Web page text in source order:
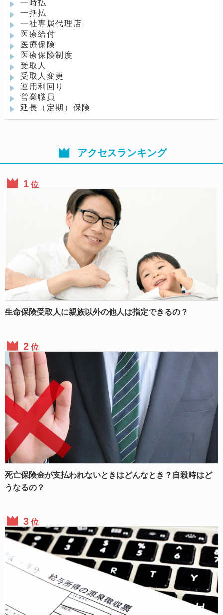
一時払
一括払
一社専属代理店
医療給付
医療保険
医療保険制度
受取人
受取人変更
運用利回り
営業職員
延長（定期）保険
アクセスランキング
位
生命保険受取人に親族以外の他人は指定できるの？
位
死亡保険金が支払われないときはどんなとき？自殺時はど
うなるの？
位